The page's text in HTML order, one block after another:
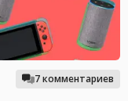
7 комментариев